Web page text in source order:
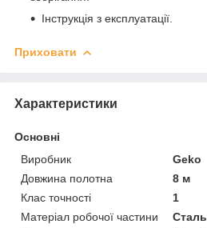
Інструкція з експлуатації.
Приховати
Характеристики
Основні
Виробник
Geko
Довжина полотна
8 м
Клас точності
1
Матеріал робочої частини
Сталь